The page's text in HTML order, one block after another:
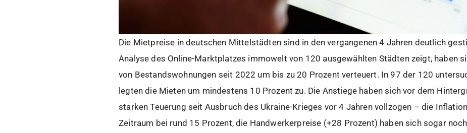
Die Mietpreise in deutschen Mittelstädten sind in den vergangenen 4 Jahren deutlich
Analyse des Online-Marktplatzes immowelt von 120 ausgewählten Städten zeigt, haben
von Bestandswohnungen seit 2022 um bis zu 20 Prozent verteuert. In 97 der 120
legten die Mieten um mindestens 10 Prozent zu. Die Anstiege haben sich vor dem
starken Teuerung seit Ausbruch des Ukraine-Krieges vor 4 Jahren vollzogen – die
Zeitraum bei rund 15 Prozent, die Handwerkerpreise (+28 Prozent) haben sich sogar